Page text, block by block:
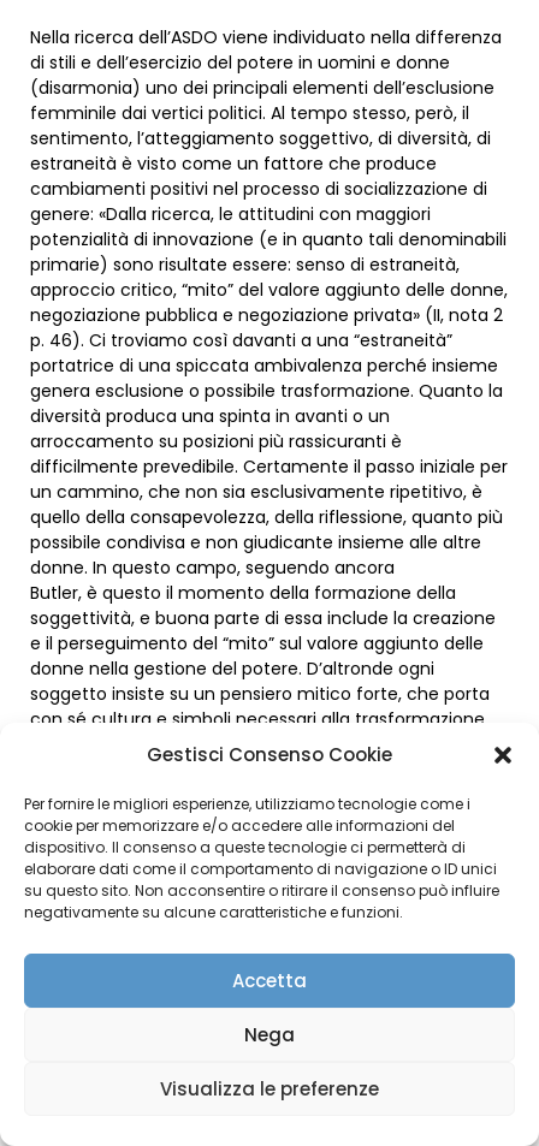
Gestisci Consenso Cookie
Per fornire le migliori esperienze, utilizziamo tecnologie come i
cookie per memorizzare e/o accedere alle informazioni del
dispositivo. Il consenso a queste tecnologie ci permetterà di
elaborare dati come il comportamento di navigazione o ID unici
su questo sito. Non acconsentire o ritirare il consenso può influire
negativamente su alcune caratteristiche e funzioni.
Accetta
Nega
Visualizza le preferenze
Nella ricerca dell’ASDO viene individuato nella differenza
di stili e dell’esercizio del potere in uomini e donne
(disarmonia) uno dei principali elementi dell’esclusione
femminile dai vertici politici. Al tempo stesso, però, il
sentimento, l’atteggiamento soggettivo, di diversità, di
estraneità è visto come un fattore che produce
cambiamenti positivi nel processo di socializzazione di
genere: «Dalla ricerca, le attitudini con maggiori
potenzialità di innovazione (e in quanto tali denominabili
primarie) sono risultate essere: senso di estraneità,
approccio critico, “mito” del valore aggiunto delle donne,
negoziazione pubblica e negoziazione privata» (II, nota 2
p. 46). Ci troviamo così davanti a una “estraneità”
portatrice di una spiccata ambivalenza perché insieme
genera esclusione o possibile trasformazione. Quanto la
diversità produca una spinta in avanti o un
arroccamento su posizioni più rassicuranti è
difficilmente prevedibile. Certamente il passo iniziale per
un cammino, che non sia esclusivamente ripetitivo, è
quello della consapevolezza, della riflessione, quanto più
possibile condivisa e non giudicante insieme alle altre
donne. In questo campo, seguendo ancora
Butler, è questo il momento della formazione della
soggettività, e buona parte di essa include la creazione
e il perseguimento del “mito” sul valore aggiunto delle
donne nella gestione del potere. D’altronde ogni
soggetto insiste su un pensiero mitico forte, che porta
con sé cultura e simboli necessari alla trasformazione
Notano le ricercatrici dell’ASDO quanto nell’azione
politica il loro campione di intervistate scarseggi di un
comportamento negoziale con la controparte maschile
e quanto sia invece rilevante la “negoziazione privata”
nell’ambito degli affetti. Ciò mostra come la
soggettività femminile insista nel campo del “soggetto
della definizione di soggetto che le viene data
significa venire affidato all’inizio della propria vita a
ma certamente è determinante quanto i termini sociali,